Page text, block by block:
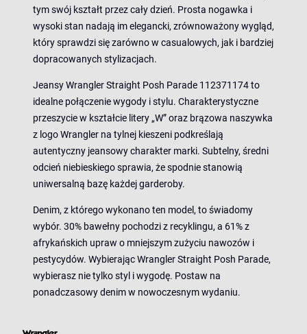
tym swój kształt przez cały dzień. Prosta nogawka i
wysoki stan nadają im elegancki, zrównoważony wygląd,
który sprawdzi się zarówno w casualowych, jak i bardziej
dopracowanych stylizacjach.
Jeansy Wrangler Straight Posh Parade 112371174 to
idealne połączenie wygody i stylu. Charakterystyczne
przeszycie w kształcie litery „W” oraz brązowa naszywka
z logo Wrangler na tylnej kieszeni podkreślają
autentyczny jeansowy charakter marki. Subtelny, średni
odcień niebieskiego sprawia, że spodnie stanowią
uniwersalną bazę każdej garderoby.
Denim, z którego wykonano ten model, to świadomy
wybór. 30% bawełny pochodzi z recyklingu, a 61% z
afrykańskich upraw o mniejszym zużyciu nawozów i
pestycydów. Wybierając Wrangler Straight Posh Parade,
wybierasz nie tylko styl i wygodę. Postaw na
ponadczasowy denim w nowoczesnym wydaniu.